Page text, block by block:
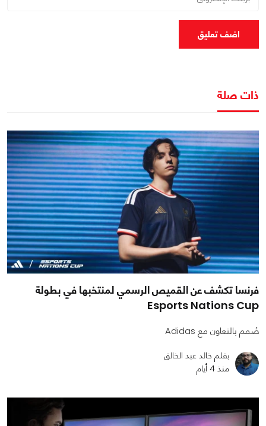
اضف تعليق
ذات صلة
فرنسا تكشف عن القميص الرسمي لمنتخبها في بطولة
Esports Nations Cup
صُمم بالتعاون مع Adidas
بقلم خالد عبد الخالق
منذ 4 أيام